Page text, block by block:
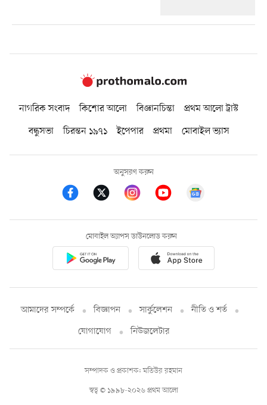
নাগরিক সংবাদ কিশোর আলো বিজ্ঞানচিন্তা
প্রথম আলো ট্রাস্ট
বন্ধুসভা
চিরন্তন ১৯৭১ ইপেপার প্রথমা মোবাইল ভ্যাস
অনুসরণ করুন
মোবাইল অ্যাপস ডাউনলোড করুন
আমাদের সম্পর্কে বিজ্ঞাপন সার্কুলেশন
নীতি ও শর্ত
যোগাযোগ
নিউজলেটার
স্বত্ব © ১৯৯৮-২০২৬ প্রথম আলো
সম্পাদক ও প্রকাশক: মতিউর রহমান